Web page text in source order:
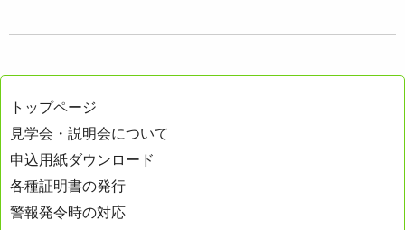
トップページ
見学会・説明会について
申込用紙ダウンロード
各種証明書の発行
警報発令時の対応